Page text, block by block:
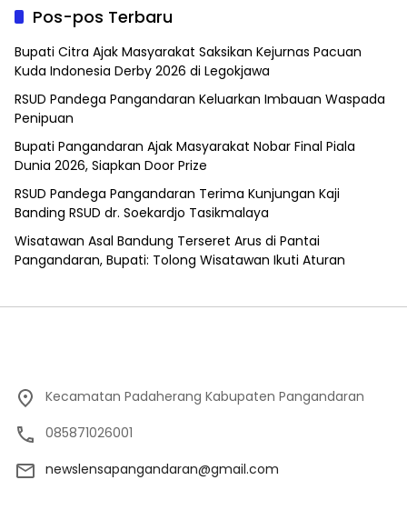
Pos-pos Terbaru
Bupati Citra Ajak Masyarakat Saksikan Kejurnas Pacuan
Kuda Indonesia Derby 2026 di Legokjawa
RSUD Pandega Pangandaran Keluarkan Imbauan Waspada
Penipuan
Bupati Pangandaran Ajak Masyarakat Nobar Final Piala
Dunia 2026, Siapkan Door Prize
RSUD Pandega Pangandaran Terima Kunjungan Kaji
Banding RSUD dr. Soekardjo Tasikmalaya
Wisatawan Asal Bandung Terseret Arus di Pantai
Pangandaran, Bupati: Tolong Wisatawan Ikuti Aturan
Kecamatan Padaherang Kabupaten Pangandaran
085871026001
newslensapangandaran@gmail.com